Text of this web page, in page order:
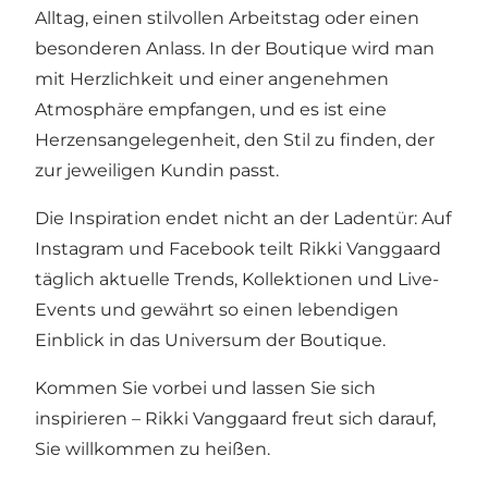
Alltag, einen stilvollen Arbeitstag oder einen
besonderen Anlass. In der Boutique wird man
mit Herzlichkeit und einer angenehmen
Atmosphäre empfangen, und es ist eine
Herzensangelegenheit, den Stil zu finden, der
zur jeweiligen Kundin passt.
Die Inspiration endet nicht an der Ladentür: Auf
Instagram und Facebook teilt Rikki Vanggaard
täglich aktuelle Trends, Kollektionen und Live-
Events und gewährt so einen lebendigen
Einblick in das Universum der Boutique.
Kommen Sie vorbei und lassen Sie sich
inspirieren – Rikki Vanggaard freut sich darauf,
Sie willkommen zu heißen.